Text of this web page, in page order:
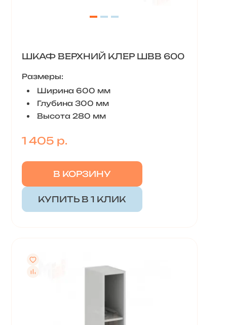
ШКАФ ВЕРХНИЙ КЛЕР ШВВ 600
Размеры:
Ширина 600 мм
Глубина 300 мм
Высота 280 мм
1 405 р.
В КОРЗИНУ
КУПИТЬ В 1 КЛИК